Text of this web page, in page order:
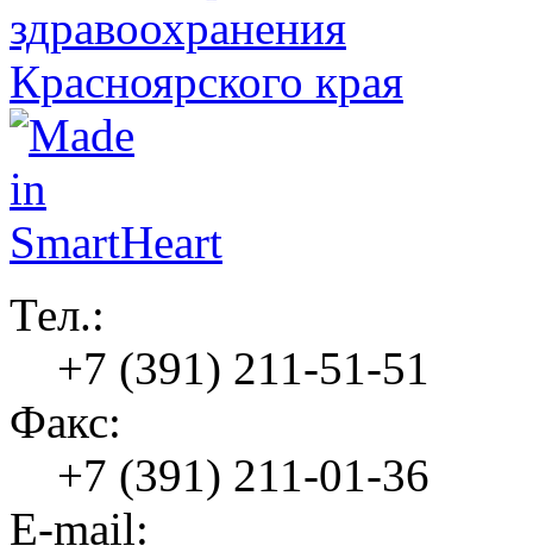
Тел.:
+7 (391) 211-51-51
Факс:
+7 (391) 211-01-36
E-mail: